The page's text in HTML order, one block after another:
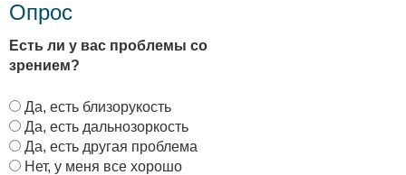
Опрос
Есть ли у вас проблемы со
зрением?
В
а
р
и
Да, есть близорукость
Да, есть дальнозоркость
Да, есть другая проблема
Нет, у меня все хорошо